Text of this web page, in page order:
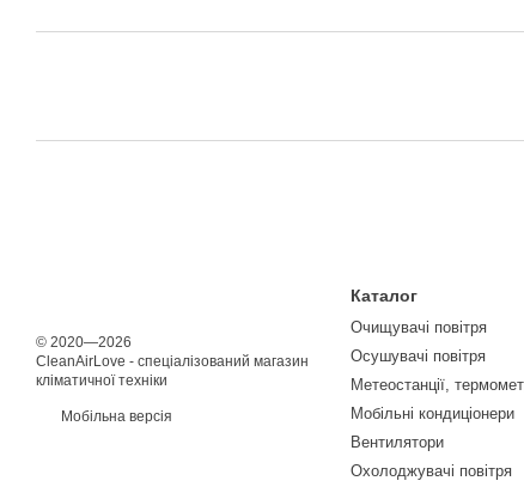
© 2020—2026
CleanAirLove - спеціалізований магазин
кліматичної техніки
Мобільна версія
Каталог
Очищувачі повітря
Осушувачі повітря
Метеостанції,
Мобільні кондиціонери
Вентилятори
Охолоджувачі повітря